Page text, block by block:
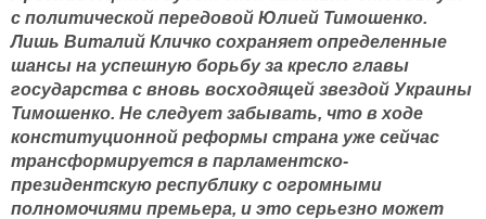
с политической передовой Юлией Тимошенко.
Лишь Виталий Кличко сохраняет определенные
шансы на успешную борьбу за кресло главы
государства с вновь восходящей звездой Украины
Тимошенко. Не следует забывать, что в ходе
конституционной реформы страна уже сейчас
трансформируется в парламентско-
президентскую республику с огромными
полномочиями премьера, и это серьезно может